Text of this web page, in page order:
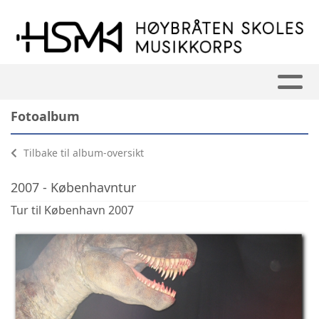
Fotoalbum
Tilbake til album-oversikt
2007 - Københavntur
Tur til København 2007